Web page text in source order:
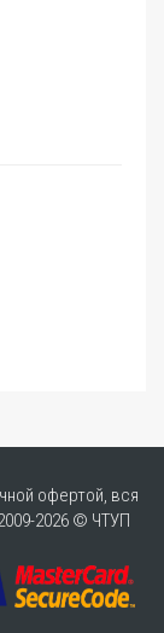
офертой, вся
2026 © ЧТУП